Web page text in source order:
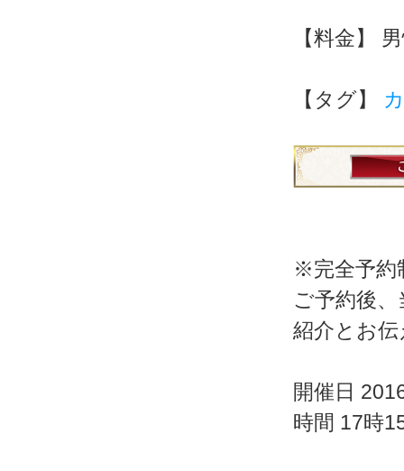
【料金】
【タグ】
※完全予約
ご予約後
紹介とお
開催日
時間 17時